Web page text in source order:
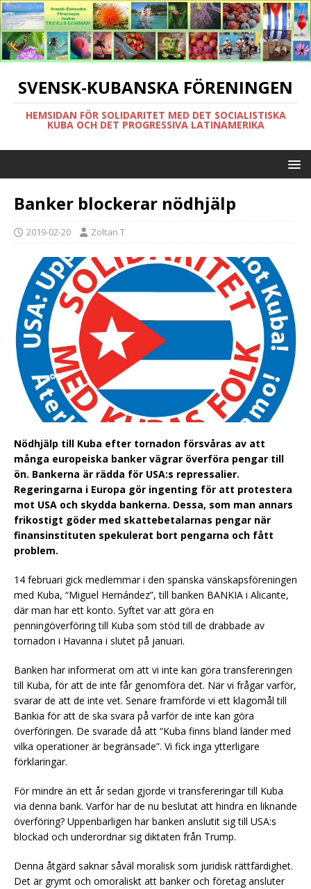
SVENSK-KUBANSKA FÖRENINGEN
HEMSIDAN FÖR SOLIDARITET MED DET SOCIALISTISKA
KUBA OCH DET PROGRESSIVA LATINAMERIKA
Banker blockerar nödhjälp
2019-02-20 Zoltan T
Nödhjälp till Kuba efter tornadon försvåras av att
många europeiska banker vägrar överföra pengar till
ön. Bankerna är rädda för USA:s repressalier.
Regeringarna i Europa gör ingenting för att protestera
mot USA och skydda bankerna. Dessa, som man annars
frikostigt göder med skattebetalarnas pengar när
finansinstituten spekulerat bort pengarna och fått
problem.
14 februari gick medlemmar i den spanska vänskapsföreningen
med Kuba, “Miguel Hernández”, till banken BANKIA i Alicante,
där man har ett konto. Syftet var att göra en
penningöverföring till Kuba som stöd till de drabbade av
tornadon i Havanna i slutet på januari.
Banken har informerat om att vi inte kan göra transfereringen
till Kuba, för att de inte får genomföra det. När vi frågar varför,
svarar de att de inte vet. Senare framförde vi ett klagomål till
Bankia för att de ska svara på varför de inte kan göra
överföringen. De svarade då att “Kuba finns bland länder med
vilka operationer är begränsade”. Vi fick inga ytterligare
förklaringar.
För mindre än ett år sedan gjorde vi transfereringar till Kuba
via denna bank. Varför har de nu beslutat att hindra en liknande
överföring? Uppenbarligen har banken anslutit sig till USA:s
blockad och underordnar sig diktaten från Trump.
Denna åtgärd saknar såväl moralisk som juridisk rättfärdighet.
Det är grymt och omoraliskt att banker och företag ansluter